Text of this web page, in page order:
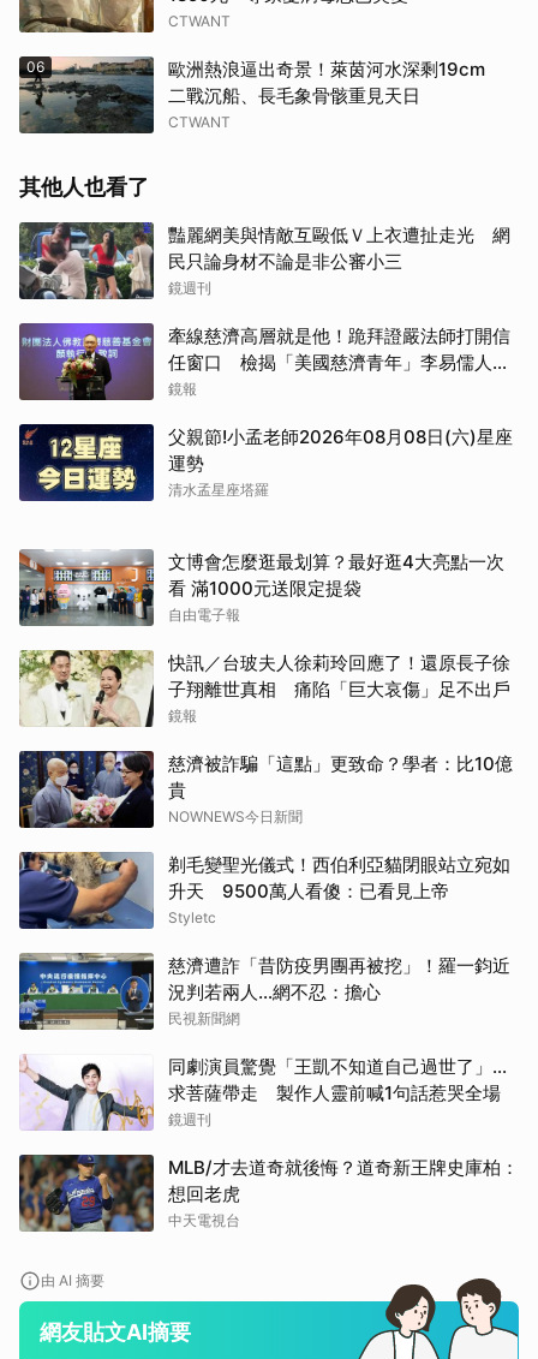
CTWANT
06
歐洲熱浪逼出奇景！萊茵河水深剩19cm
二戰沉船、長毛象骨骸重見天日
CTWANT
其他人也看了
豔麗網美與情敵互毆低Ｖ上衣遭扯走光 網
民只論身材不論是非公審小三
鏡週刊
牽線慈濟高層就是他！跪拜證嚴法師打開信
任窗口 檢揭「美國慈濟青年」李易儒人脈
網絡
鏡報
父親節!小孟老師2026年08月08日(六)星座
運勢
清水孟星座塔羅
文博會怎麼逛最划算？最好逛4大亮點一次
看 滿1000元送限定提袋
自由電子報
快訊／台玻夫人徐莉玲回應了！還原長子徐
子翔離世真相 痛陷「巨大哀傷」足不出戶
鏡報
慈濟被詐騙「這點」更致命？學者：比10億
貴
NOWNEWS今日新聞
剃毛變聖光儀式！西伯利亞貓閉眼站立宛如
升天 9500萬人看傻：已看見上帝
Styletc
慈濟遭詐「昔防疫男團再被挖」！羅一鈞近
況判若兩人…網不忍：擔心
民視新聞網
同劇演員驚覺「王凱不知道自己過世了」...
求菩薩帶走 製作人靈前喊1句話惹哭全場
鏡週刊
MLB/才去道奇就後悔？道奇新王牌史庫柏：
想回老虎
中天電視台
由 AI 摘要
網友貼文AI摘要